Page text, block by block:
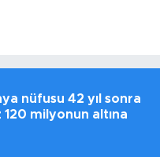
nüfusu 42 yıl sonra
120 milyonun altına